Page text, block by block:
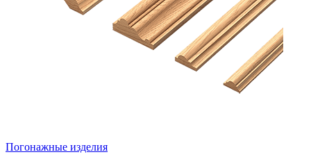
Погонажные изделия